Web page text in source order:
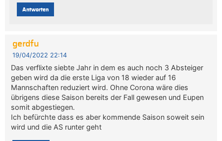
Antworten
gerdfu
19/04/2022 22:14
Das verflixte siebte Jahr in dem es auch noch 3 Absteiger
geben wird da die erste Liga von 18 wieder auf 16
Mannschaften reduziert wird. Ohne Corona wäre dies
übrigens diese Saison bereits der Fall gewesen und Eupen
somit abgestiegen.
Ich befürchte dass es aber kommende Saison soweit sein
wird und die AS runter geht